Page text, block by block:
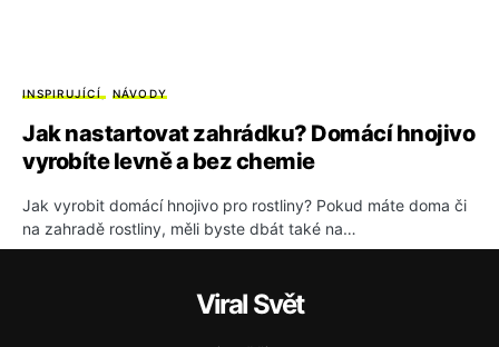
INSPIRUJÍCÍ NÁVODY
Jak nastartovat zahrádku? Domácí hnojivo
vyrobíte levně a bez chemie
Jak vyrobit domácí hnojivo pro rostliny? Pokud máte doma či
na zahradě rostliny, měli byste dbát také na…
Viral Svět